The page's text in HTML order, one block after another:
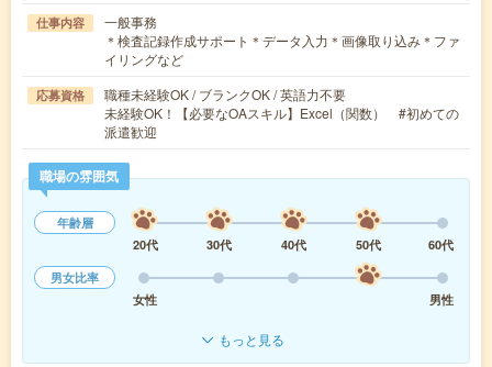
仕事内容
一般事務
＊検査記録作成サポート＊データ入力＊画像取り込み＊ファ
イリングなど
応募資格
職種未経験OK / ブランクOK / 英語力不要
未経験OK！【必要なOAスキル】Excel（関数） #初めての
派遣歓迎
職場の雰囲気
年齢層
20代
30代 40代 50代
60代
男女比率
女性
男性
もっと見る